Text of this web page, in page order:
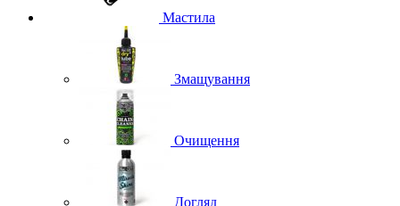
Мастила
Змащування
Очищення
Догляд